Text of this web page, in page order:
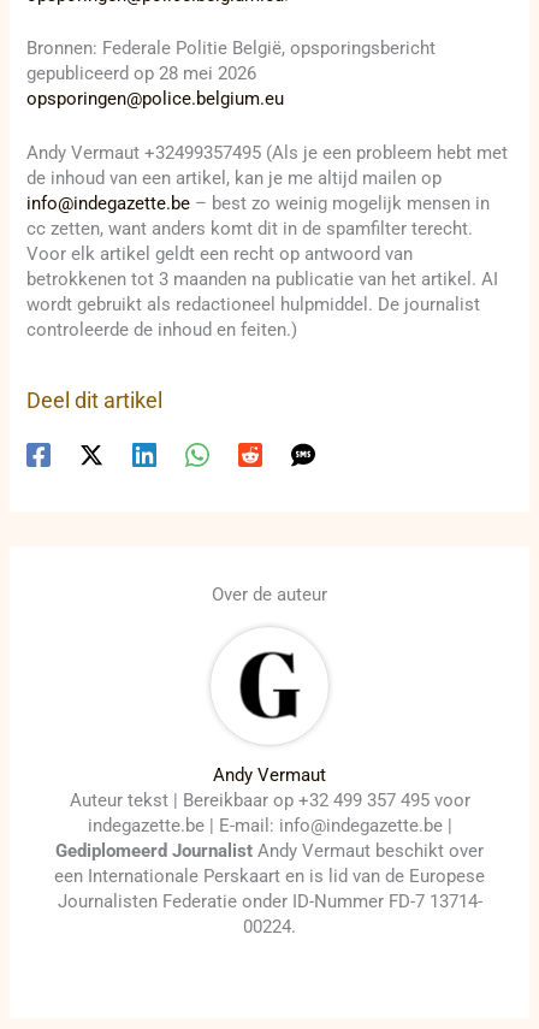
Bronnen: Federale Politie België, opsporingsbericht
gepubliceerd op 28 mei 2026
opsporingen@police.belgium.eu
Andy Vermaut +32499357495 (Als je een probleem hebt met
de inhoud van een artikel, kan je me altijd mailen op
info@indegazette.be – best zo weinig mogelijk mensen in
cc zetten, want anders komt dit in de spamfilter terecht.
Voor elk artikel geldt een recht op antwoord van
betrokkenen tot 3 maanden na publicatie van het artikel. AI
wordt gebruikt als redactioneel hulpmiddel. De journalist
controleerde de inhoud en feiten.)
Deel dit artikel
Over de auteur
Andy Vermaut
Auteur tekst | Bereikbaar op +32 499 357 495 voor
indegazette.be | E-mail: info@indegazette.be |
Gediplomeerd Journalist Andy Vermaut beschikt over
een Internationale Perskaart en is lid van de Europese
Journalisten Federatie onder ID-Nummer FD-7 13714-
00224.